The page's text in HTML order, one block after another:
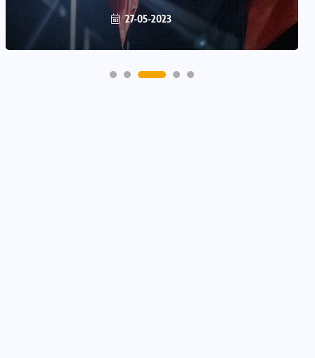
27-05-2023
30-06-2022